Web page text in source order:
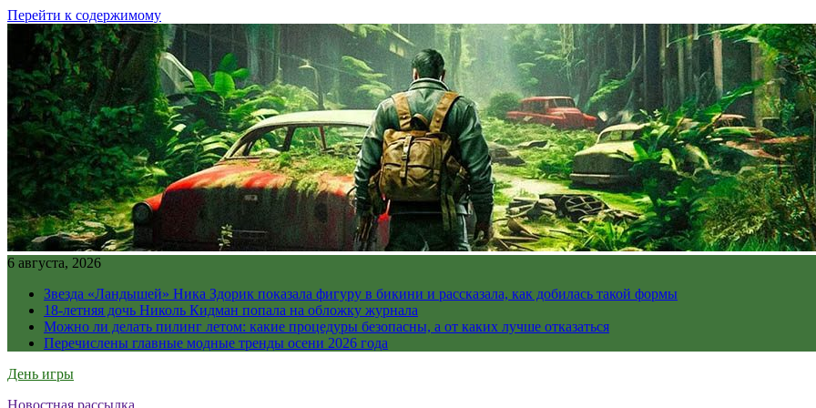
Перейти к содержимому
6 августа, 2026
Звезда «Ландышей» Ника Здорик показала фигуру в бикини и рассказала, как добилась такой формы
18-летняя дочь Николь Кидман попала на обложку журнала
Можно ли делать пилинг летом: какие процедуры безопасны, а от каких лучше отказаться
Перечислены главные модные тренды осени 2026 года
День игры
Новостная рассылка